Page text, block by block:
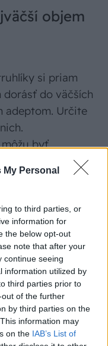
Personal
to third parties, or
information for
the below opt-out
note that after your
continue seeing
information utilized by
third parties prior to
of the further
by third parties on the
information may
on the IAB’s List of
objem
si priam
do väčších
adeptom. Určite
byť
kvitnú nielen na
ktoré
vysaďte
.
článkov